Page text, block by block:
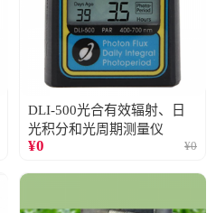
DLI-500光合有效辐射、日
光积分和光周期测量仪
¥0 ¥0